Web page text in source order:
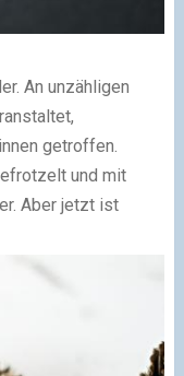
An unzähligen
getroffen.
und mit
Aber jetzt ist